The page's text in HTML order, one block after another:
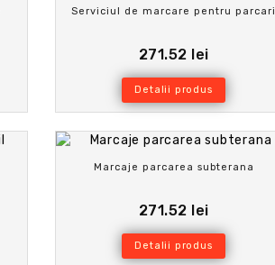
Serviciul de marcare pentru parcari
271.52 lei
Detalii produs
Marcaje parcarea subterana
271.52 lei
Detalii produs